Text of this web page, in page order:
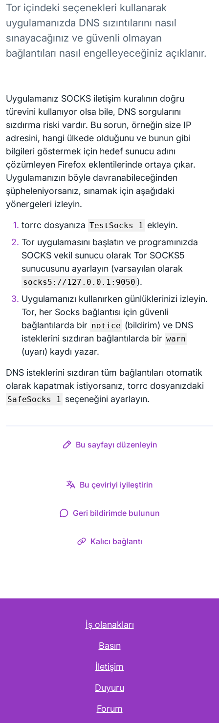
Tor içindeki seçenekleri kullanarak
uygulamanızda DNS sızıntılarını nasıl
sınayacağınız ve güvenli olmayan
bağlantıları nasıl engelleyeceğiniz açıklanır.
Uygulamanız SOCKS iletişim kuralının doğru
türevini kullanıyor olsa bile, DNS sorgularını
sızdırma riski vardır. Bu sorun, örneğin size IP
adresini, hangi ülkede olduğunu ve bunun gibi
bilgileri göstermek için hedef sunucu adını
çözümleyen Firefox eklentilerinde ortaya çıkar.
Uygulamanızın böyle davranabileceğinden
şüpheleniyorsanız, sınamak için aşağıdaki
yönergeleri izleyin.
torrc dosyanıza TestSocks 1 ekleyin.
Tor uygulamasını başlatın ve programınızda
SOCKS vekil sunucu olarak Tor SOCKS5
sunucusunu ayarlayın (varsayılan olarak
socks5://127.0.0.1:9050 ).
Uygulamanızı kullanırken günlüklerinizi izleyin.
Tor, her Socks bağlantısı için güvenli
bağlantılarda bir notice (bildirim) ve DNS
isteklerini sızdıran bağlantılarda bir warn
(uyarı) kaydı yazar.
DNS isteklerini sızdıran tüm bağlantıları otomatik
olarak kapatmak istiyorsanız, torrc dosyanızdaki
SafeSocks 1 seçeneğini ayarlayın.
Bu sayfayı düzenleyin
Bu çeviriyi iyileştirin
Geri bildirimde bulunun
Kalıcı bağlantı
İş olanakları
Basın
İletişim
Duyuru
Forum